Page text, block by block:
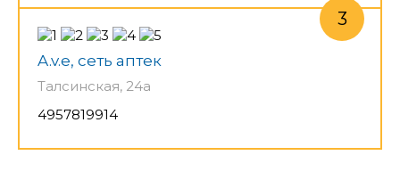
A.v.e, сеть аптек
Талсинская, 24а
4957819914